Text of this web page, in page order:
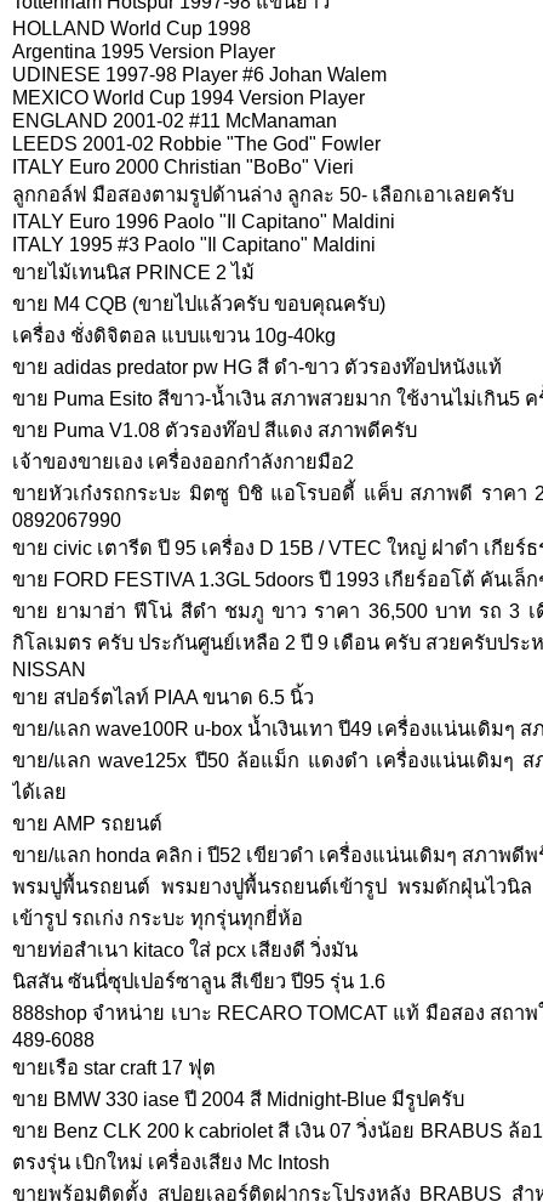
HOLLAND World Cup 1998
Argentina 1995 Version Player
UDINESE 1997-98 Player #6 Johan Walem
MEXICO World Cup 1994 Version Player
ENGLAND 2001-02 #11 McManaman
LEEDS 2001-02 Robbie "The God" Fowler
ITALY Euro 2000 Christian "BoBo" Vieri
ลูกกอล์ฟ มือสองตามรูปด้านล่าง ลูกละ 50- เลือกเอาเลยครับ
ITALY Euro 1996 Paolo "Il Capitano" Maldini
ITALY 1995 #3 Paolo "Il Capitano" Maldini
ขายไม้เทนนิส PRINCE 2 ไม้
ขาย M4 CQB (ขายไปแล้วครับ ขอบคุณครับ)
เครื่อง ชั่งดิจิตอล แบบแขวน 10g-40kg
ขาย adidas predator pw HG สี ดำ-ขาว ตัวรองท๊อปหนังแท้
ขาย Puma Esito สีขาว-น้ำเงิน สภาพสวยมาก ใช้งานไม่เกิน5 ค
ขาย Puma V1.08 ตัวรองท๊อป สีแดง สภาพดีครับ
เจ้าของขายเอง เครื่องออกกำลังกายมือ2
ขายหัวเก๋งรถกระบะ มิตซู บิชิ แอโรบอดี้ แค็บ สภาพดี ราคา
0892067990
ขาย civic เตารีด ปี 95 เครื่อง D 15B / VTEC ใหญ่ ฝาดำ เกียร์
ขาย FORD FESTIVA 1.3GL 5doors ปี 1993 เกียร์ออโต้ คันเล็
ขาย ยามาฮ่า ฟีโน่ สีดำ ชมภู ขาว ราคา 36,500 บาท รถ 3 เ
กิโลเมตร ครับ ประกันศูนย์เหลือ 2 ปี 9 เดือน ครับ สวยครับประ
NISSAN
ขาย สปอร์ตไลท์ PIAA ขนาด 6.5 นิ้ว
ขาย/แลก wave100R u-box น้ำเงินเทา ปี49 เครื่องแน่นเดิมๆ
ขาย/แลก wave125x ปี50 ล้อแม็ก แดงดำ เครื่องแน่นเดิมๆ ส
ได้เลย
ขาย AMP รถยนต์
ขาย/แลก honda คลิก i ปี52 เขียวดำ เครื่องแน่นเดิมๆ สภาพดีพ
พรมปูพื้นรถยนต์ พรมยางปูพื้นรถยนต์เข้ารูป พรมดักฝุ่นไวนิ
เข้ารูป รถเก่ง กระบะ ทุกรุ่นทุกยี่ห้อ
ขายท่อสำเนา kitaco ใส่ pcx เสียงดี วิ่งมัน
นิสสัน ซันนี่ซุปเปอร์ซาลูน สีเขียว ปี95 รุ่น 1.6
888shop จำหน่าย เบาะ RECARO TOMCAT แท้ มือสอง สถา
489-6088
ขายเรือ star craft 17 ฟุต
ขาย BMW 330 iase ปี 2004 สี Midnight-Blue มีรูปครับ
ขาย Benz CLK 200 k cabriolet สี เงิน 07 วิ่งน้อย BRABUS ล้
ตรงรุ่น เบิกใหม่ เครื่องเสียง Mc Intosh
ขายพร้อมติดตั้ง สปอยเลอร์ติดฝากระโปรงหลัง BRABUS ส